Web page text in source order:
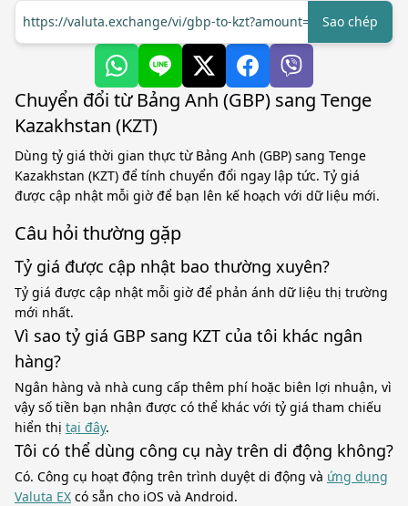
https://valuta.exchange/vi/gbp-to-kzt?amount=1
Sao chép
Chuyển đổi từ Bảng Anh (GBP) sang Tenge
Kazakhstan (KZT)
Dùng tỷ giá thời gian thực từ Bảng Anh (GBP) sang Tenge
Kazakhstan (KZT) để tính chuyển đổi ngay lập tức. Tỷ giá
được cập nhật mỗi giờ để bạn lên kế hoạch với dữ liệu mới.
Câu hỏi thường gặp
Tỷ giá được cập nhật bao thường xuyên?
Tỷ giá được cập nhật mỗi giờ để phản ánh dữ liệu thị trường
mới nhất.
Vì sao tỷ giá GBP sang KZT của tôi khác ngân
hàng?
Ngân hàng và nhà cung cấp thêm phí hoặc biên lợi nhuận, vì
vậy số tiền bạn nhận được có thể khác với tỷ giá tham chiếu
hiển thị tại đây.
Tôi có thể dùng công cụ này trên di động không?
Có. Công cụ hoạt động trên trình duyệt di động và ứng dụng
Valuta EX có sẵn cho iOS và Android.